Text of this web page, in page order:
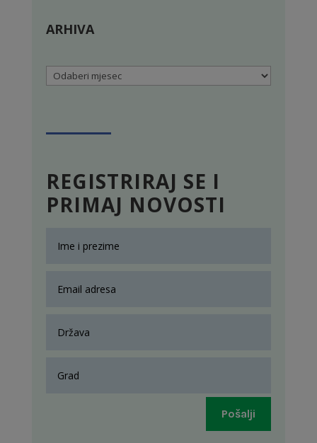
ARHIVA
Arhiva
REGISTRIRAJ SE I
PRIMAJ NOVOSTI
Pošalji